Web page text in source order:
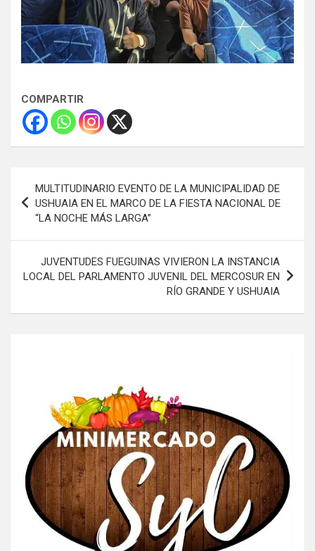
COMPARTIR
de
entradas
MULTITUDINARIO EVENTO DE LA MUNICIPALIDAD DE
USHUAIA EN EL MARCO DE LA FIESTA NACIONAL DE
“LA NOCHE MÁS LARGA”
JUVENTUDES FUEGUINAS VIVIERON LA INSTANCIA
LOCAL DEL PARLAMENTO JUVENIL DEL MERCOSUR EN
RÍO GRANDE Y USHUAIA